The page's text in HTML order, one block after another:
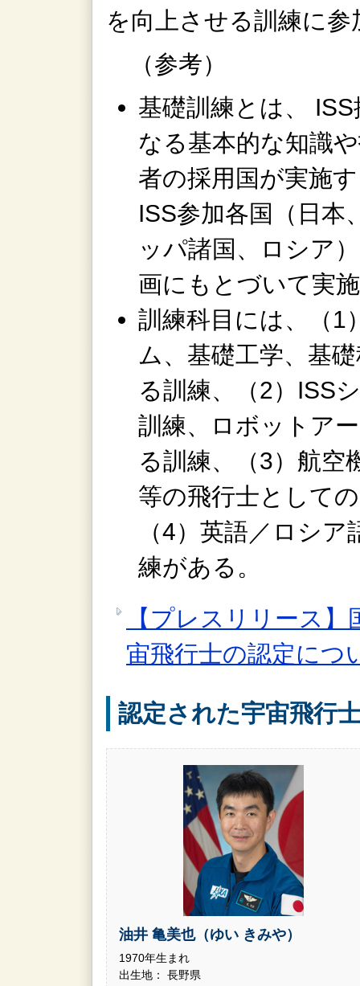
を向上させる訓練に参
（参考）
基礎訓練とは、
なる基本的な知識
者の採用国が実施
ISS参加各国（日本
ッパ諸国、ロシア
画にもとづいて実
訓練科目には、（1
ム、基礎工学、基
る訓練、（2）ISS
訓練、ロボットア
る訓練、（3）航空
等の飛行士として
（4）英語／ロシ
練がある。
【プレスリリース
宙飛行士の認定につ
認定された宇宙飛行
油井 亀美也（ゆい きみや）
1970年生まれ
出生地： 長野県